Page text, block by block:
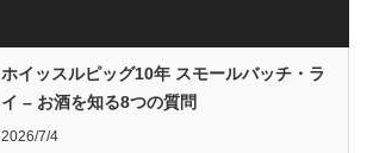
ホイッスルピッグ10年 スモールバッチ・ラ
イ – お酒を知る8つの質問
2026/7/4